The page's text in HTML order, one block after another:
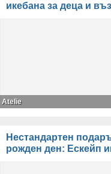
икебана за деца и
Atelie
Нестандартен
рожден ден: Ескейп